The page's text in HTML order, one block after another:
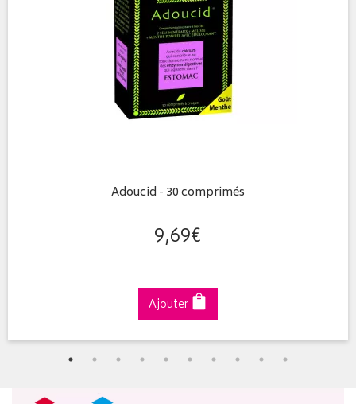
Adoucid - 30 comprimés
9,69€
Ajouter